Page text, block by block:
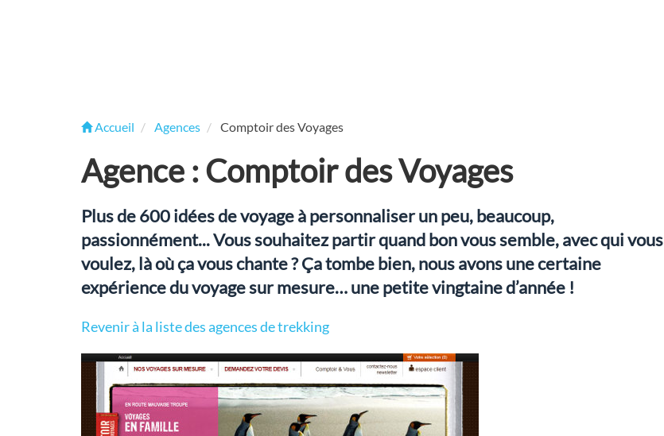
Accueil Agences Comptoir des Voyages
Agence : Comptoir des Voyages
Plus de 600 idées de voyage à personnaliser un peu, beaucoup,
passionnément... Vous souhaitez partir quand bon vous semble, avec qui vous
voulez, là où ça vous chante ? Ça tombe bien, nous avons une certaine
expérience du voyage sur mesure… une petite vingtaine d’année !
Revenir à la liste des agences de trekking